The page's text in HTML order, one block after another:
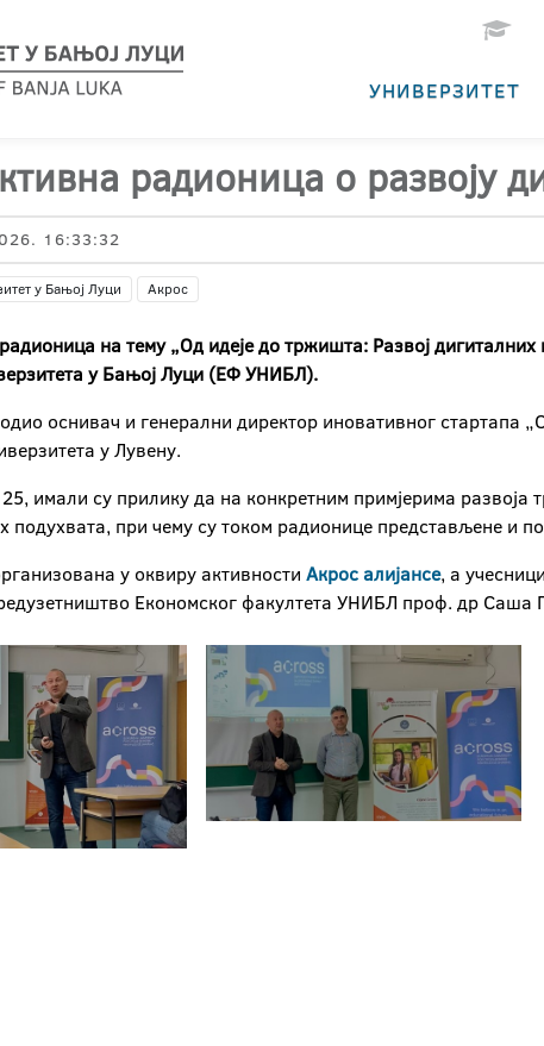
УНИВЕРЗИТЕТ
радионица о развоју
16:33:32
у Бањој Луци Акрос
на тему „Од идеје до тржишта: Развој
у Бањој Луци (ЕФ УНИБЛ).
оснивач и генерални директор иновативног
у Лувену.
имали су прилику да на конкретним примјерима развоја
подухвата, при чему су током радионице представљене и
у оквиру активности Акрос алијансе, а
Економског факултета УНИБЛ проф. др Саша